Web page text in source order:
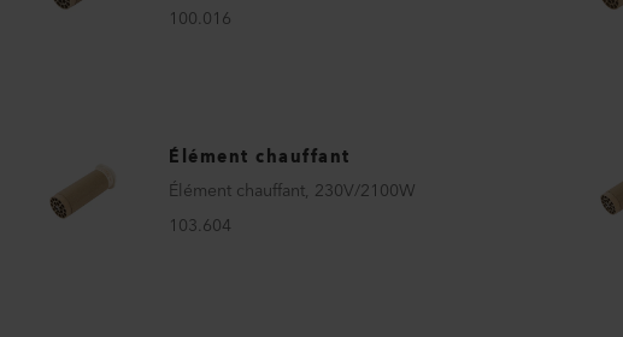
100.016
Élément chauffant
Élément chauffant, 230V/2100W
103.604